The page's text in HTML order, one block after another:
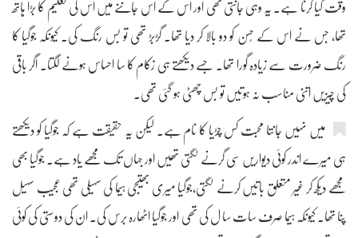
وقت کیا کرنا ہے۔ یہ وہی جانتی تھی اور اس کے اس جاننے میں اس کی تعلیم کا بڑا ہاتھ
تھا، جس نے اس کے حُسن کو دو بالا کر دیا تھا۔ گڑبڑ تھی تو بس رنگ کی۔ کیونکہ جوگیا کا
رنگ ضرورت سے زیادہ گورا تھا۔ جسے دیکھتے ہی زکام کا سا احساس ہونے لگتا۔ اگر باقی
کی چیزیں اتنی مناسب نہ ہوتیں تو بس چھٹی ہو گئی تھی۔
میں نہیں جانتا محبت کس چڑیا کا نام ہے۔ لیکن یہ حقیقت ہے کہ جوگیا کو دیکھتے
ہی میرے اندر کوئی دیواریں سی گرنے لگتی تھیں اور جہاں تک مجھے یاد ہے۔ جوگیا بھی
مجھے دیکھ کر غیر متعلق باتیں کرنے لگتی،جوگیا میری بھتیجی ہیما کی سہیلی تھی عجیب سہیل
پنا تھا۔ کیونکہ ہیما صرف سات سا ل کی تھی اور جوگیا اٹھارہ برس کی۔ ان کی دوستی کی کوئی